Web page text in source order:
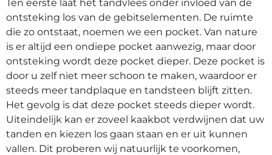
Ten eerste laat het tandvlees onder invloed van de
ontsteking los van de gebitselementen. De ruimte
die zo ontstaat, noemen we een pocket. Van nature
is er altijd een ondiepe pocket aanwezig, maar door
ontsteking wordt deze pocket dieper. Deze pocket is
door u zelf niet meer schoon te maken, waardoor er
steeds meer tandplaque en tandsteen blijft zitten.
Het gevolg is dat deze pocket steeds dieper wordt.
Uiteindelijk kan er zoveel kaakbot verdwijnen dat uw
tanden en kiezen los gaan staan en er uit kunnen
vallen. Dit proberen wij natuurlijk te voorkomen,